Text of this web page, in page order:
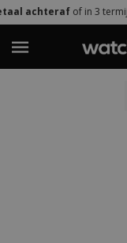
termijnen Klarna + ln3